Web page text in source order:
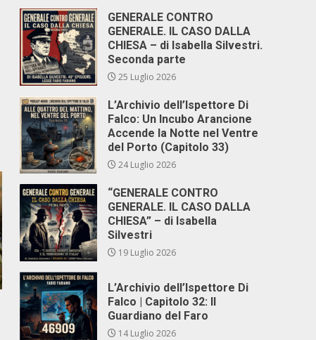
GENERALE CONTRO
GENERALE. IL CASO DALLA
CHIESA – di Isabella Silvestri.
Seconda parte
25 Luglio 2026
L’Archivio dell’Ispettore Di
Falco: Un Incubo Arancione
Accende la Notte nel Ventre
del Porto (Capitolo 33)
24 Luglio 2026
“GENERALE CONTRO
GENERALE. IL CASO DALLA
CHIESA” – di Isabella
Silvestri
19 Luglio 2026
L’Archivio dell’Ispettore Di
Falco | Capitolo 32: Il
Guardiano del Faro
14 Luglio 2026